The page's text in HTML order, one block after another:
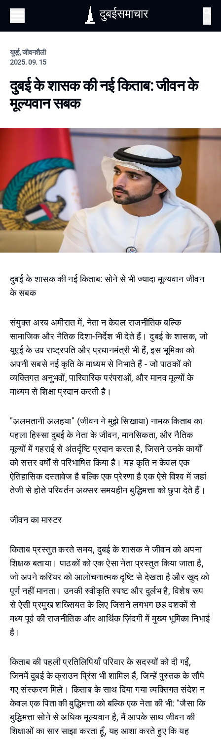
दुबईसमाचार
यूएई, जीवनशैली
2025. 09. 15
दुबई के शासक की नई किताब: जीवन के
मूल्यवान सबक
दुबई के शासक की नई किताब: सोने से भी ज्यादा मूल्यवान जीवन
के सबक
संयुक्त अरब अमीरात में, नेता न केवल राजनीतिक बल्कि
सामाजिक और नैतिक दिशा-निर्देश भी देते हैं। दुबई के शासक, जो
यूएई के उप राष्ट्रपति और प्रधानमंत्री भी हैं, इस भूमिका को
अपनी सबसे नई कृति के माध्यम से निभाते हैं - जो पाठकों को
व्यक्तिगत अनुभवों, पारिवारिक परंपराओं, और मानव मूल्यों के
माध्यम से शिक्षा प्रदान करती है।
"अलमतानी अलहया" (जीवन ने मुझे सिखाया) नामक किताब का
पहला हिस्सा दुबई के नेता के जीवन, मानसिकता, और नैतिक
मूल्यों में गहराई से अंतर्दृष्टि प्रदान करता है, जिसने उनके कार्यों
को सत्तर वर्षों से परिभाषित किया है। यह कृति न केवल एक
ऐतिहासिक दस्तावेज है बल्कि एक प्रेरणा है एक ऐसे विश्व में जहां
तेजी से होते परिवर्तन अक्सर समयहीन बुद्धिमत्ता को छुपा देते हैं।
जीवन का मास्टर
किताब प्रस्तुत करते समय, दुबई के शासक ने जीवन को अपना
शिक्षक बताया। पाठकों को एक ऐसा नेता प्रस्तुत किया जाता है,
जो अपने करियर को आलोचनात्मक दृष्टि से देखता है और खुद को
पूर्ण नहीं मानता। उनकी स्वीकृति स्पष्ट और दुर्लभ है, विशेष रूप
से ऐसी प्रमुख शख्सियत के लिए जिसने लगभग छह दशकों से
मध्य पूर्व की राजनीतिक और आर्थिक ज़िंदगी में मुख्य भूमिका निभाई
है।
किताब की पहली प्रतिलिपियाँ परिवार के सदस्यों को दी गईं,
जिनमें दुबई के क्राउन प्रिंस भी शामिल हैं, जिन्हें पुस्तक के सौंपे
गए संस्करण मिले। किताब के साथ दिया गया व्यक्तिगत संदेश न
केवल एक पिता की बुद्धिमत्ता को बल्कि एक नेता की भी: "जैसा कि
बुद्धिमत्ता सोने से अधिक मूल्यवान है, मैं आपके साथ जीवन की
शिक्षाओं का सार साझा करता हूँ, यह आशा करते हुए कि यह